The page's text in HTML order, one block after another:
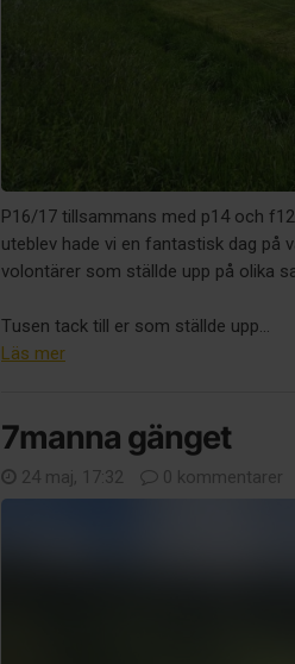
P16/17 tillsammans med p14 och
uteblev hade vi en fantastisk dag på
volontärer som ställde upp på olika
Tusen tack till er som ställde upp...
Läs mer
7manna gänget
24 maj, 17:32 0 kommentarer